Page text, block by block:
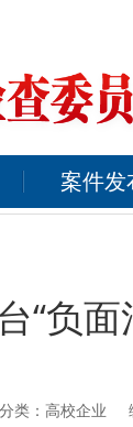
案件发
“负
类：高校企业